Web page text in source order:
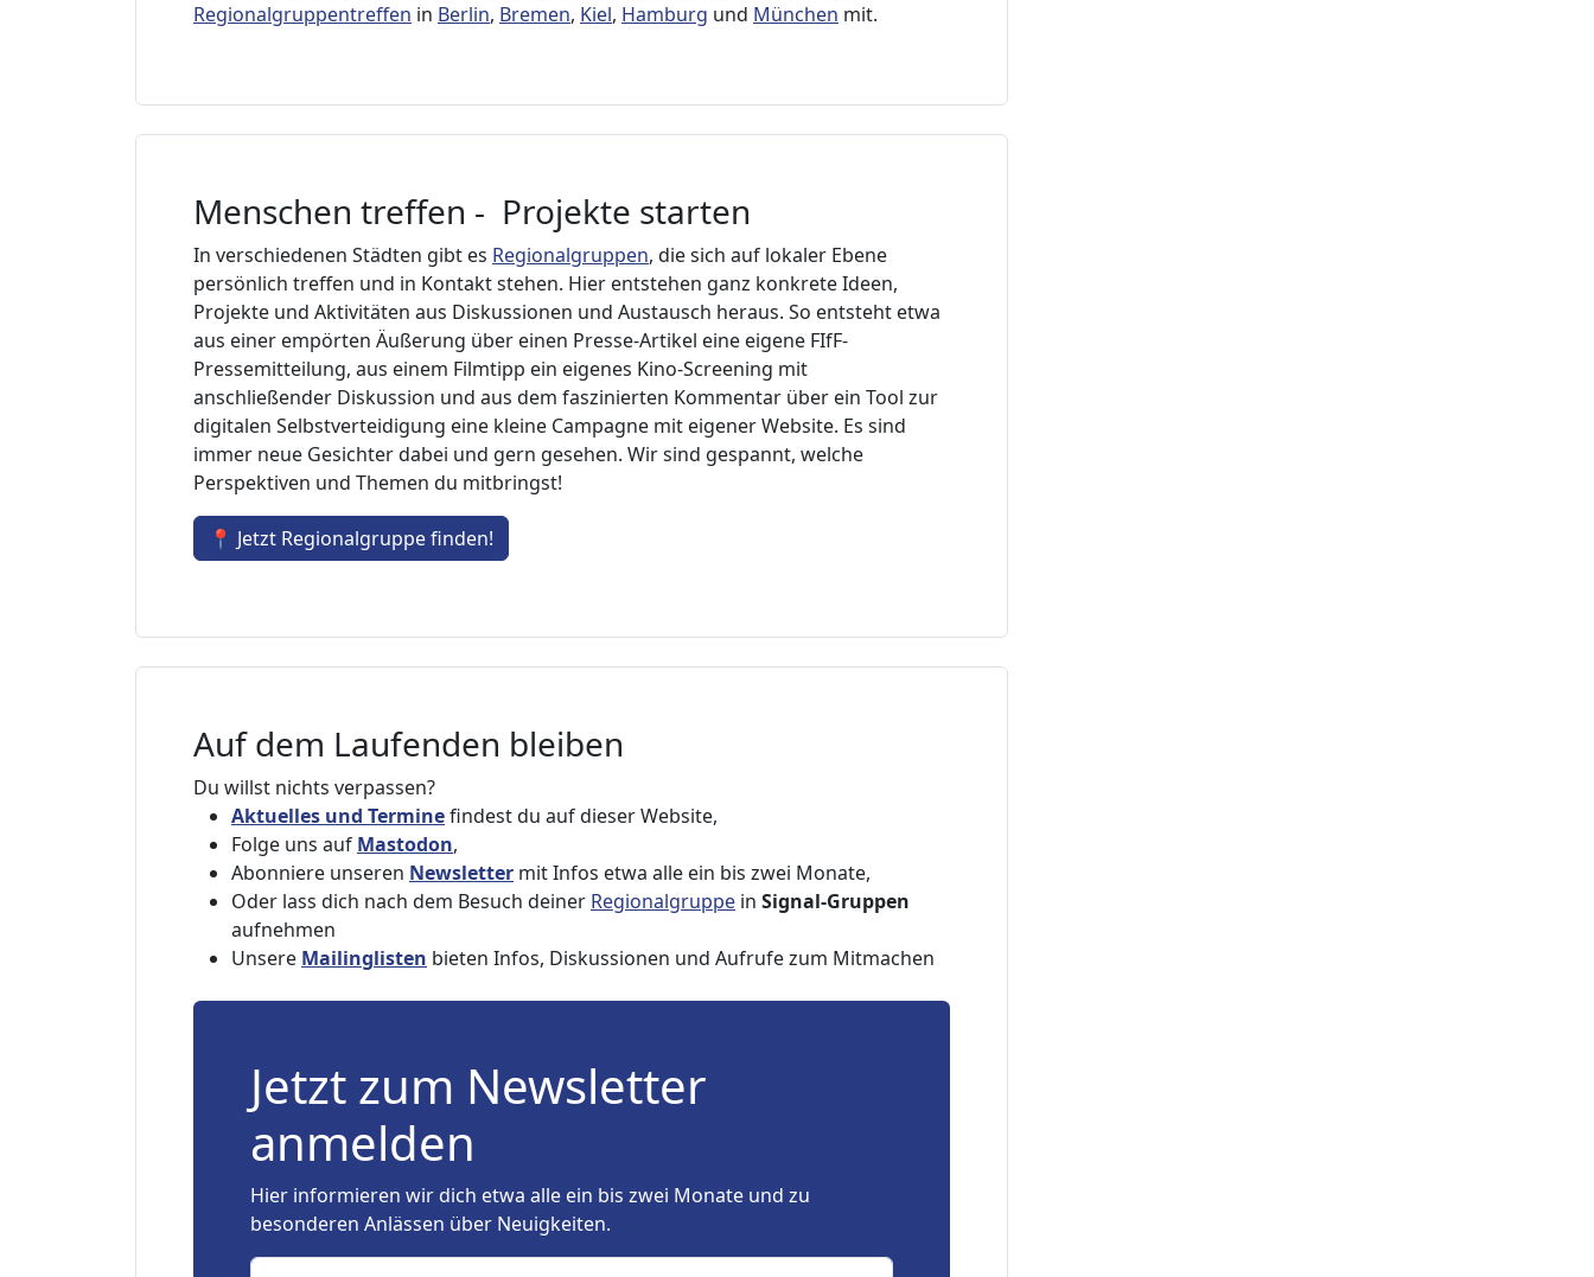
Regionalgruppentreffen in Berlin, Bremen, Kiel, Hamburg und München mit.
Menschen treffen - Projekte starten
In verschiedenen Städten gibt es Regionalgruppen, die sich auf lokaler Ebene
persönlich treffen und in Kontakt stehen. Hier entstehen ganz konkrete Ideen,
Projekte und Aktivitäten aus Diskussionen und Austausch heraus. So entsteht etwa
aus einer empörten Äußerung über einen Presse-Artikel eine eigene FIfF-
Pressemitteilung, aus einem Filmtipp ein eigenes Kino-Screening mit
anschließender Diskussion und aus dem faszinierten Kommentar über ein Tool zur
digitalen Selbstverteidigung eine kleine Campagne mit eigener Website. Es sind
immer neue Gesichter dabei und gern gesehen. Wir sind gespannt, welche
Perspektiven und Themen du mitbringst!
📍 Jetzt Regionalgruppe finden!
Auf dem Laufenden bleiben
Du willst nichts verpassen?
Aktuelles und Terminefindest du auf dieser Website,
Folge uns auf Mastodon,
Abonniere unseren Newsletter mit Infos etwa alle ein bis zwei Monate,
Oder lass dich nach dem Besuch deiner Regionalgruppe in Signal-Gruppen
aufnehmen
Unsere Mailinglisten bieten Infos, Diskussionen und Aufrufe zum Mitmachen
Jetzt zum Newsletter
anmelden
Hier informieren wir dich etwa alle ein bis zwei Monate und zu
besonderen Anlässen über Neuigkeiten.